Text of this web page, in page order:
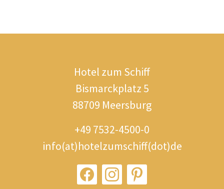
Hotel zum Schiff
Bismarckplatz 5
88709 Meersburg
+49 7532-4500-0
info(at)hotelzumschiff(dot)de